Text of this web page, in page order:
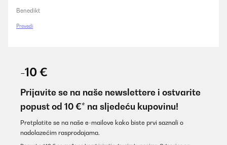
Benedikt
Prevedi
-10 €
Prijavite se na naše newslettere i ostvarite
popust od 10 €* na sljedeću kupovinu!
Pretplatite se na naše e-mailove kako biste prvi saznali o
nadolazećim rasprodajama.